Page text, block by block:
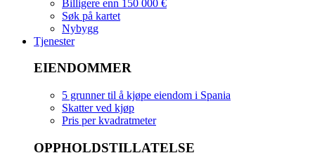
Billigere enn 150 000 €
Søk på kartet
Nybygg
Tjenester
EIENDOMMER
5 grunner til å kjøpe eiendom i Spania
Skatter ved kjøp
Pris per kvadratmeter
OPPHOLDSTILLATELSE